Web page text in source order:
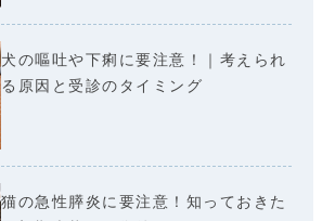
犬の嘔吐や下痢に要注意！｜考えられ
る原因と受診のタイミング
猫の急性膵炎に要注意！知っておきた